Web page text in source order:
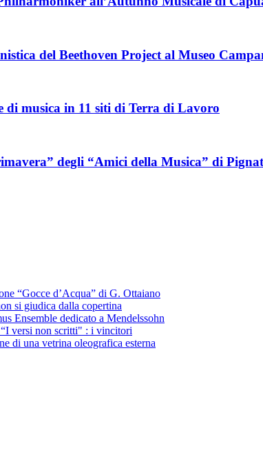
del Beethoven Project al Museo
di musica in 11 siti di Terra di Lavoro
degli “Amici della Musica” di
“Gocce d’Acqua” di G. Ottaiano
si giudica dalla copertina
Ensemble dedicato a Mendelssohn
versi non scritti" : i vincitori
di una vetrina oleografica esterna